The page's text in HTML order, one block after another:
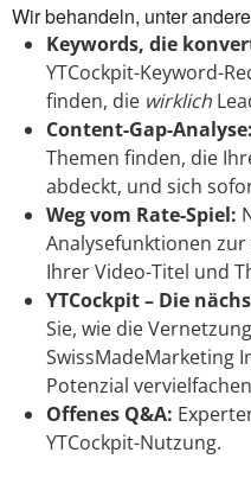
Wir behandeln, unter
Keywords, die
YTCockpit-Keyword-
finden, die wirklich
Content-Gap-Analyse:
Themen finden, die
abdeckt, und sich
Weg vom Rate-Spiel:
Analysefunktionen
Ihrer Video-Titel und
YTCockpit – Die
Sie, wie die
SwissMadeMarketing
Potenzial
Offenes Q&A:
YTCockpit-Nutzung.